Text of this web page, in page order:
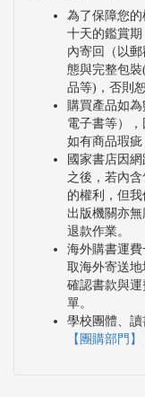
為了保障您
十天的鑑賞
內寄回（以
態與完整包
品等)，否則
購買產品如為
電子書等），
如有商品瑕疵
國家書店因
之後，若內
的權利，但
出版機關亦
退款作業。
海外購書運
取海外寄送地
確認書款與
單。
學校團體、
【團購部門】